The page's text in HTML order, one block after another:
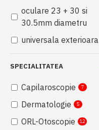
oculare 23 + 30 si
30.5mm diametru
universala exterioara
SPECIALITATEA
Capilaroscopie 7
Dermatologie 5
ORL-Otoscopie 12